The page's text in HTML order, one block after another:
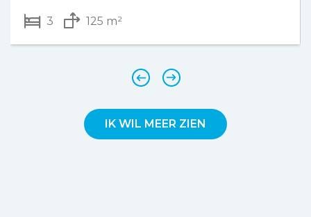
3 125 m²
‹ ›
IK WIL MEER ZIEN